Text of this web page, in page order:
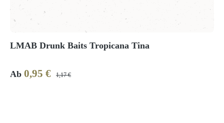
LMAB Drunk Baits Tropicana Tina
Verkaufspreis:
Ab 0,95 € Regulärer Preis:
1,17 €